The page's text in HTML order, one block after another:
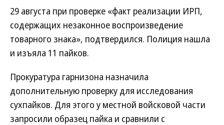
29 августа при проверке «факт реализации ИРП,
содержащих незаконное воспроизведение
товарного знака», подтвердился. Полиция нашла
и изъяла 11 пайков.
Прокуратура гарнизона назначила
дополнительную проверку для исследования
сухпайков. Для этого у местной войсковой части
запросили образец пайка и сравнили с